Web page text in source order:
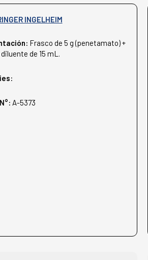
INGELHEIM
Frasco de 5 g (penetamato) +
de 15 mL.
A-5373